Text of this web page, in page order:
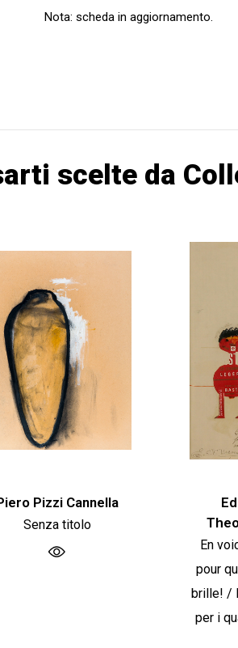
Nota: scheda in aggiornamento.
scelte da
Pizzi Cannella
Senza titolo
En
pour
brille! /
per i